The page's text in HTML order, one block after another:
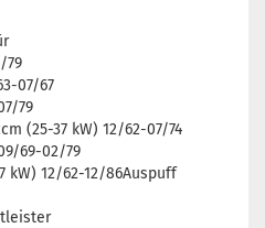
79
07/67
79
(25-37 kW) 12/62-07/74
69-02/79
kW) 12/62-12/86Auspuff